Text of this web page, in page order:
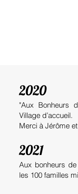
2020
"Aux Bonheurs
Village d’accueil.
Merci à Jérôme
2021
Aux bonheurs
les 100 familles